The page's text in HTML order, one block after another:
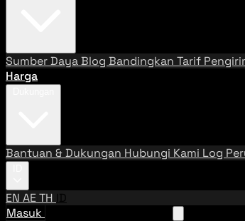
Sumber DayaBlog Bandingkan Tarif
Harga
Bantuan & Dukungan Hubungi Kami Log
EN AETH ID
Masuk